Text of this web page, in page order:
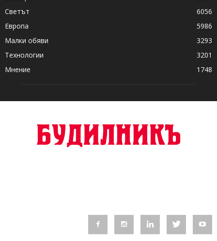
Светът
6056
Европа
5986
Малки обяви
3293
Технологии
3201
Мнение
1748